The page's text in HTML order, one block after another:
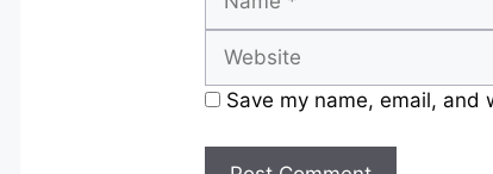
Save my name, email,